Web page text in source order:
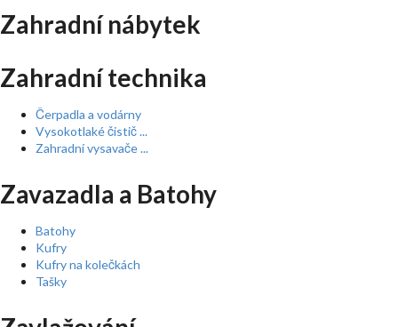
Zahradní nábytek
Zahradní technika
Čerpadla a vodárny
Vysokotlaké čistič ...
Zahradní vysavače ...
Zavazadla a Batohy
Batohy
Kufry
Kufry na kolečkách
Tašky